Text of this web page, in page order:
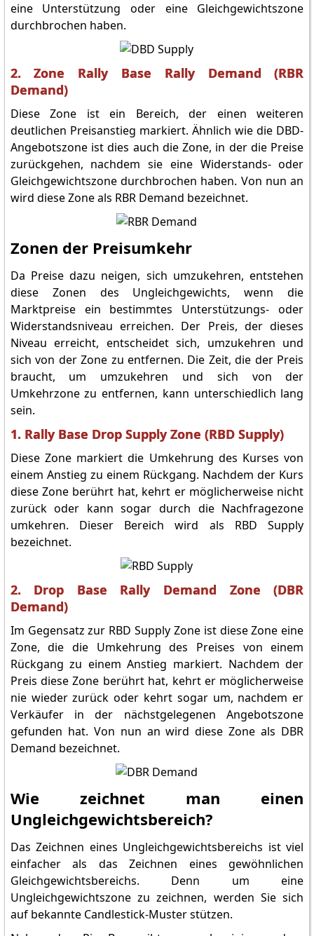
eine Unterstützung oder eine Gleichgewichtszone
durchbrochen haben.
2. Zone Rally Base Rally Demand (RBR
Demand)
Diese Zone ist ein Bereich, der einen weiteren
deutlichen Preisanstieg markiert. Ähnlich wie die DBD-
Angebotszone ist dies auch die Zone, in der die Preise
zurückgehen, nachdem sie eine Widerstands- oder
Gleichgewichtszone durchbrochen haben. Von nun an
wird diese Zone als RBR Demand bezeichnet.
Zonen der Preisumkehr
Da Preise dazu neigen, sich umzukehren, entstehen
diese Zonen des Ungleichgewichts, wenn die
Marktpreise ein bestimmtes Unterstützungs- oder
Widerstandsniveau erreichen. Der Preis, der dieses
Niveau erreicht, entscheidet sich, umzukehren und
sich von der Zone zu entfernen. Die Zeit, die der Preis
braucht, um umzukehren und sich von der
Umkehrzone zu entfernen, kann unterschiedlich lang
sein.
1. Rally Base Drop Supply Zone (RBD Supply)
Diese Zone markiert die Umkehrung des Kurses von
einem Anstieg zu einem Rückgang. Nachdem der Kurs
diese Zone berührt hat, kehrt er möglicherweise nicht
zurück oder kann sogar durch die Nachfragezone
umkehren. Dieser Bereich wird als RBD Supply
bezeichnet.
2. Drop Base Rally Demand Zone (DBR
Demand)
Im Gegensatz zur RBD Supply Zone ist diese Zone eine
Zone, die die Umkehrung des Preises von einem
Rückgang zu einem Anstieg markiert. Nachdem der
Preis diese Zone berührt hat, kehrt er möglicherweise
nie wieder zurück oder kehrt sogar um, nachdem er
Verkäufer in der nächstgelegenen Angebotszone
gefunden hat. Von nun an wird diese Zone als DBR
Demand bezeichnet.
Wie zeichnet man einen
Ungleichgewichtsbereich?
Das Zeichnen eines Ungleichgewichtsbereichs ist viel
einfacher als das Zeichnen eines gewöhnlichen
Gleichgewichtsbereichs. Denn um eine
Ungleichgewichtszone zu zeichnen, werden Sie sich
auf bekannte Candlestick-Muster stützen.